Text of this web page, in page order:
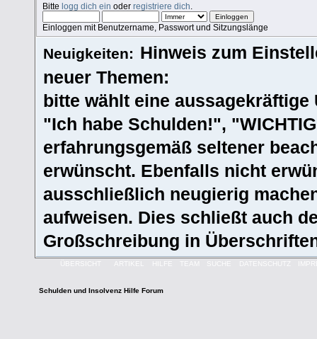
Bittelogg dich ein oderregistriere dich
Einloggen mit Benutzername, Passwort und Sitzungslänge
Neuigkeiten: Hinweis zum
neuer Themen:
bitte wählt eine
"Ich habe Schulden!",
erfahrungsgemäß seltener
erwünscht. Ebenfalls nicht
ausschließlich neugierig
aufweisen. Dies schließt auch
Großschreibung in
ÜBERSICHT ARTIKEL HILFE TEAM SUCHE DATENSCHUTZ
Schulden und Insolvenz Hilfe Forum